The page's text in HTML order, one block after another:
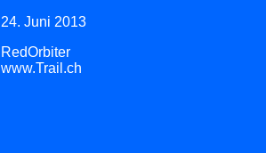
24. Juni 2013
RedOrbiter
www.Trail.ch